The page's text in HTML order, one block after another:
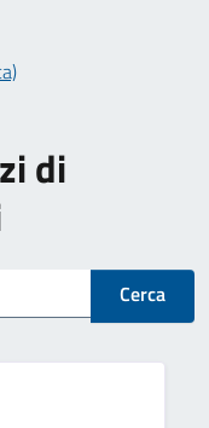
di
Cerca